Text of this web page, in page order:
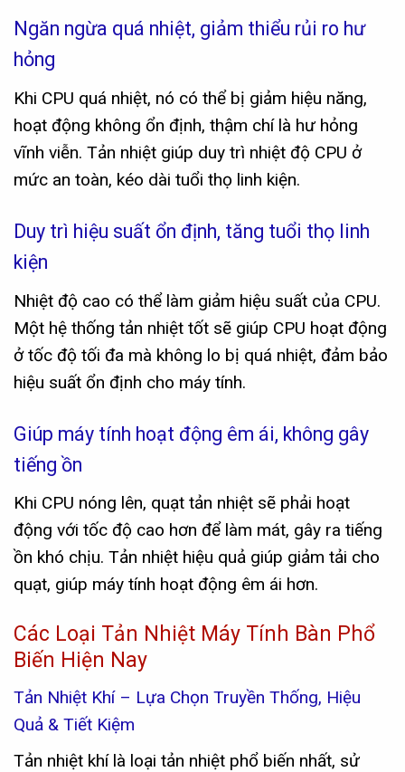
Ngăn ngừa quá nhiệt, giảm thiểu rủi ro hư
hỏng
Khi CPU quá nhiệt, nó có thể bị giảm hiệu năng,
hoạt động không ổn định, thậm chí là hư hỏng
vĩnh viễn. Tản nhiệt giúp duy trì nhiệt độ CPU ở
mức an toàn, kéo dài tuổi thọ linh kiện.
Duy trì hiệu suất ổn định, tăng tuổi thọ linh
kiện
Nhiệt độ cao có thể làm giảm hiệu suất của CPU.
Một hệ thống tản nhiệt tốt sẽ giúp CPU hoạt động
ở tốc độ tối đa mà không lo bị quá nhiệt, đảm bảo
hiệu suất ổn định cho máy tính.
Giúp máy tính hoạt động êm ái, không gây
tiếng ồn
Khi CPU nóng lên, quạt tản nhiệt sẽ phải hoạt
động với tốc độ cao hơn để làm mát, gây ra tiếng
ồn khó chịu. Tản nhiệt hiệu quả giúp giảm tải cho
quạt, giúp máy tính hoạt động êm ái hơn.
Các Loại Tản Nhiệt Máy Tính Bàn Phổ
Biến Hiện Nay
Tản Nhiệt Khí – Lựa Chọn Truyền Thống, Hiệu
Quả & Tiết Kiệm
Tản nhiệt khí là loại tản nhiệt phổ biến nhất, sử